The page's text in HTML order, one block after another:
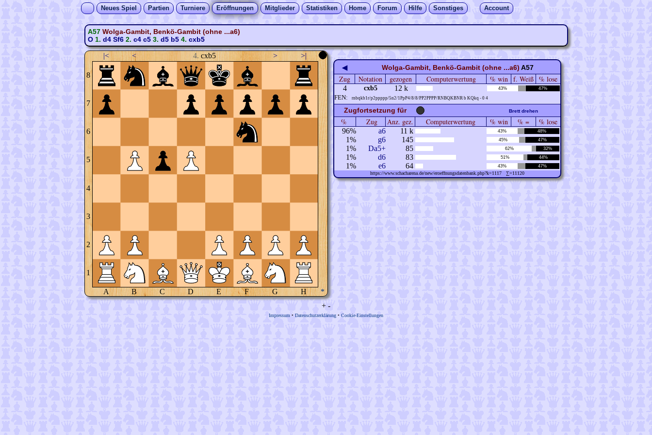
Neues Spiel Partien Turniere Eröffnungen Mitglieder Statistiken Home Forum Hilfe Sonstiges Account
A57 Wolga-Gambit, Benkö-Gambit (ohne ...a6)
O1. d4 Sf62. c4 c53. d5 b54. cxb5
|< < 4. cxb5 > >|
8
7
6
5
4
3
2
1
A B C D E F G H *
◀ Wolga-Gambit, Benkö-Gambit (ohne ...a6) A57
Zug Notation gezogen Computerwertung % win f. Weiß % lose
4 cxb5 12 k 43% 47%
FEN: rnbqkb1r/p2ppppp/5n2/1PpP4/8/8/PP2PPPP/RNBQKBNR b KQkq - 0 4
Zugfortsetzung für Brett drehen
% Zug Anz. gez. Computerwertung % win % = % lose
96% a6 11 k 43% 48%
1% g6 145 45% 47%
1% Da5+ 85 62% 32%
1% d6 83 51% 44%
1% e6 64 43% 47%
https://www.schacharena.de/new/eroeffnungsdatenbank.php?k=1117 ∑=11120
+ -
Impressum • Datenschutzerklärung • Cookie-Einstellungen